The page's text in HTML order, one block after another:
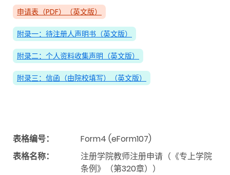
申请表（PDF）（英文版）
附录一：待注册人声明书（英文版）
附录二：个人资料收集声明（英文版）
附录三：信函（由院校填写）（英文版）
表格编号：
Form4 (eForm107)
表格名称：
注册学院教师注册申请（《专上学院
条例》（第320章））